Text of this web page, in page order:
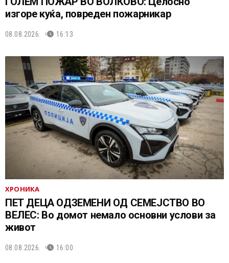
изгоре куќа, повреден пожарникар
08.08.2026. 16:13
ХРОНИКА
ПЕТ ДЕЦА ОДЗЕМЕНИ ОД СЕМЕЈСТВО ВО
ВЕЛЕС: Во домот немало основни услови за
живот
08.08.2026. 16:00